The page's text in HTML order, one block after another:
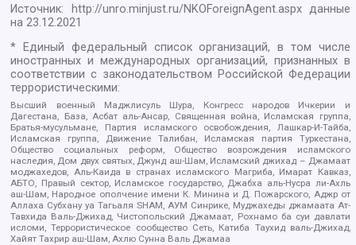
Источник: http://unro.minjust.ru/NKOForeignAgent.aspxданные
на23.12.2021
* Единый федеральный список организаций, в том числе
иностранных и международных организаций, признанных в
соответствии с законодательством Российской Федерации
террористическими:
Высший военный Маджлисуль Шура, Конгресс народов Ичкерии и
Дагестана, База, Асбат аль-Ансар, Священная война, Исламская группа,
Братья-мусульмане, Партия исламского освобождения, Лашкар-И-Тайба,
Исламская группа, Движение Талибан, Исламская партия Туркестана,
Общество социальных реформ, Общество возрождения исламского
наследия, Дом двух святых, Джунд аш-Шам, Исламский джихад – Джамаат
моджахедов, Аль-Каида в странах исламского Магриба, Имарат Кавказ,
АБТО, Правый сектор, Исламское государство, Джабха аль-Нусра ли-Ахль
аш-Шам, Народное ополчение имени К. Минина и Д. Пожарского, Аджр от
Аллаха Субхану уа Тагьаля SHAM, АУМ Синрике, Муджахеды джамаата Ат-
Тавхида Валь-Джихад, Чистопольский Джамаат, Рохнамо ба суи давлати
исломи, Террористическое сообщество Сеть, Катиба Таухид валь-Джихад,
Хайят Тахрир аш-Шам, Ахлю Сунна Валь Джамаа